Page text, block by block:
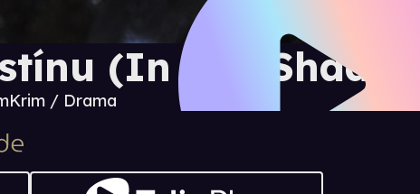
(In The Shadow)
Krim / Drama